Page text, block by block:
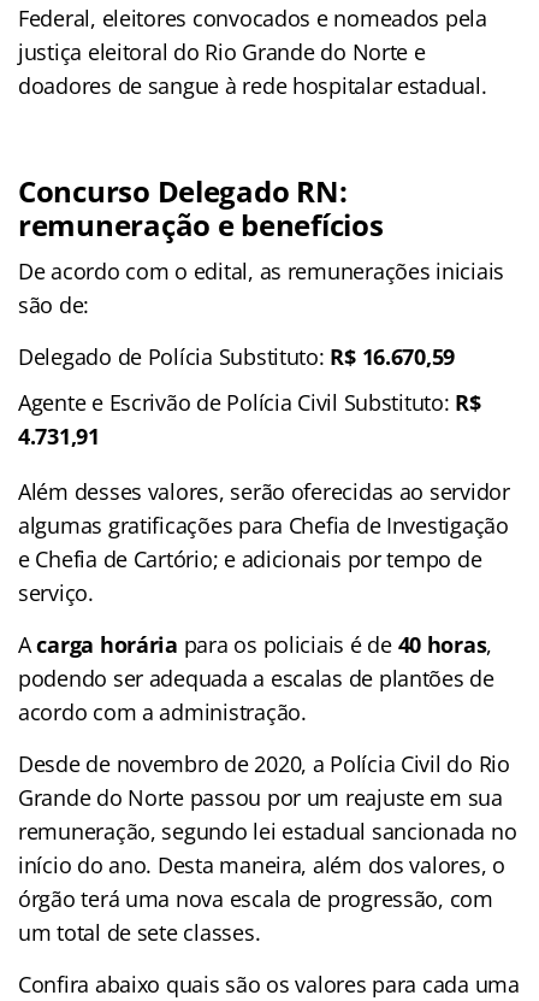
Federal, eleitores convocados e nomeados pela
justiça eleitoral do Rio Grande do Norte e
doadores de sangue à rede hospitalar estadual.
Concurso Delegado RN:
remuneração e benefícios
De acordo com o edital, as remunerações iniciais
são de:
Delegado de Polícia Substituto: R$ 16.670,59
Agente e Escrivão de Polícia Civil Substituto: R$
4.731,91
Além desses valores, serão oferecidas ao servidor
algumas gratificações para Chefia de Investigação
e Chefia de Cartório; e adicionais por tempo de
serviço.
Acarga horária para os policiais é de 40 horas,
podendo ser adequada a escalas de plantões de
acordo com a administração.
Desde de novembro de 2020, a Polícia Civil do Rio
Grande do Norte passou por um reajuste em sua
remuneração, segundo lei estadual sancionada no
início do ano. Desta maneira, além dos valores, o
órgão terá uma nova escala de progressão, com
um total de sete classes.
Confira abaixo quais são os valores para cada uma